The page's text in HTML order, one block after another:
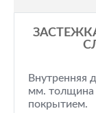
Внутренняя
мм.
покрытием.